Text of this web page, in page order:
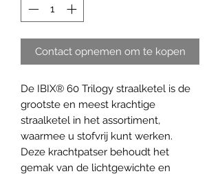
Contact opnemen om te kopen
De IBIX® 60 Trilogy straalketel is de
grootste en meest krachtige
straalketel in het assortiment,
waarmee u stofvrij kunt werken.
Deze krachtpatser behoudt het
gemak van de lichtgewichte en